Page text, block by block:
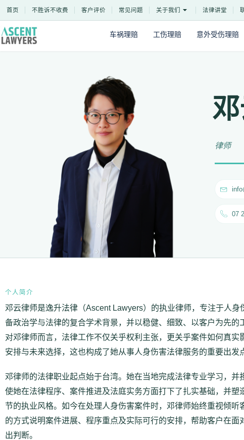
Skip
to
content
首页 不胜诉不收费 客户评价 常见问题 关于我们 法律讲堂
车祸理赔 工伤理赔 意外受伤理赔
律师
07
个人简介
邓云律师是逸升法律（Ascent Lawyers）的执业律师，专注于人身
备政治学与法律的复合学术背景，并以稳健、细致、以客户为先的
对邓律师而言，法律工作不仅关乎权利主张，更关乎案件如何真实
安排与未来选择，这也构成了她从事人身伤害法律服务的重要出发
邓律师的法律职业起点始于台湾。她在当地完成法律专业学习，并
使她在法律程序、案件推进及法庭实务方面打下了扎实基础，并塑
节的执业风格。如今在处理人身伤害案件时，邓律师始终重视倾听
的方式说明案件进展、程序重点及实际可行的安排，帮助客户在面
出判断。